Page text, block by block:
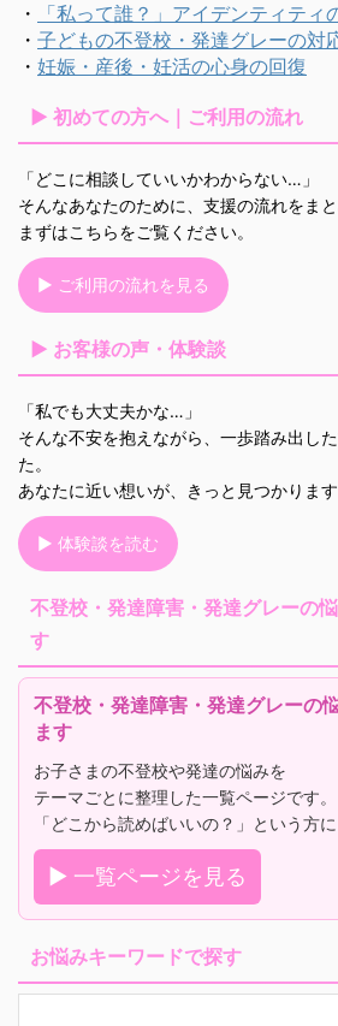
・
「私って誰？」アイデンティティ
・ 子どもの不登校・発達グレーの対
・ 妊娠・産後・妊活の心身の回復
▶ 初めての方へ｜ご利用の流れ
「どこに相談していいかわからない…」
そんなあなたのために、支援の流れをまと
まずはこちらをご覧ください。
▶ ご利用の流れを見る
▶ お客様の声・体験談
「私でも大丈夫かな…」
そんな不安を抱えながら、一歩踏み出し
た。
あなたに近い想いが、きっと見つかります
▶ 体験談を読む
不登校・発達障害・発達グレーの
す
不登校・発達障害・発達グレーの
ます
お子さまの不登校や発達の悩みを
テーマごとに整理した一覧ページです。
「どこから読めばいいの？」という方
▶ 一覧ページを見る
お悩みキーワードで探す